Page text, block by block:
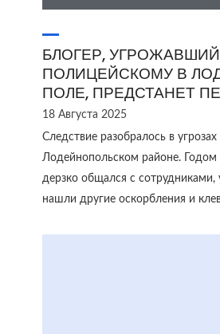
БЛОГЕР, УГРОЖАВШИЙ
ПОЛИЦЕЙСКОМУ В
ПОЛЕ, ПРЕДСТАНЕТ
18 Августа 2025
Следствие разобралось в
Лодейнопольском районе. Годом
дерзко общался с сотрудниками,
нашли другие оскорбления и